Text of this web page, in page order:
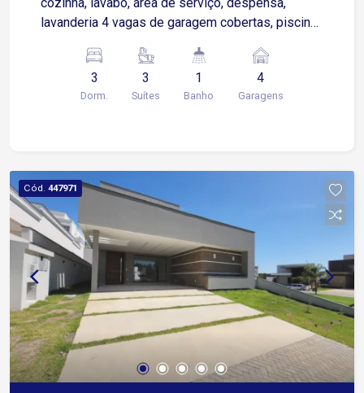
cozinha, lavabo, área de serviço, despensa,
lavanderia 4 vagas de garagem cobertas, piscina,
244,78 mts.
3
Dorm.
3
Suítes
1
Banho
4
Garagens
Cód. 447971